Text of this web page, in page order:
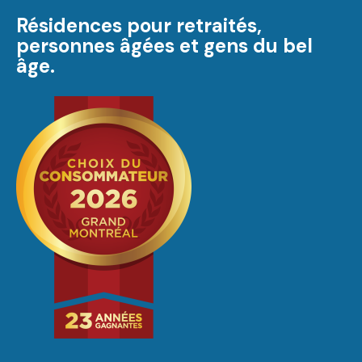
Résidences pour retraités,
personnes âgées et gens du bel
âge.